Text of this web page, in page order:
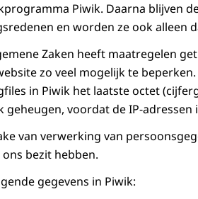
Piwik. Daarna blijven
en worden ze ook alleen
Zaken heeft maatregelen
zo veel mogelijk te
in Piwik het laatste octet
geheugen, voordat de IP-
van verwerking van
bezit hebben.
gegevens in Piwik: